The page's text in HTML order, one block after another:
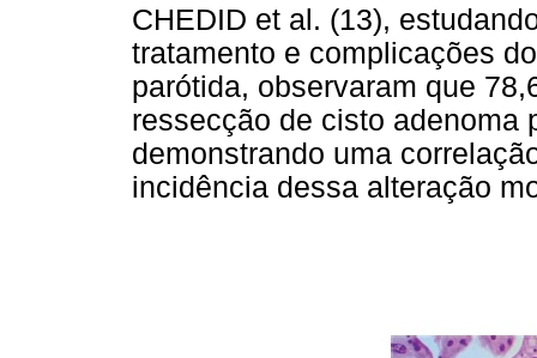
CHEDID et al. (13),
tratamento e complicações
parótida, observaram que
ressecção de cisto adenoma
demonstrando uma
incidência dessa alteração